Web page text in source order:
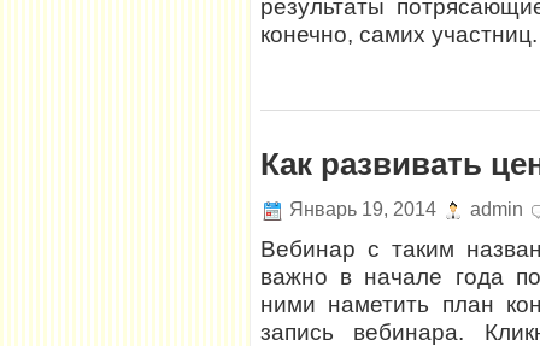
результаты
конечно, самих
Как развивать
Январь 19, 2014 admin
Вебинар с таким
важно в начале года
ними наметить план
запись вебинара.